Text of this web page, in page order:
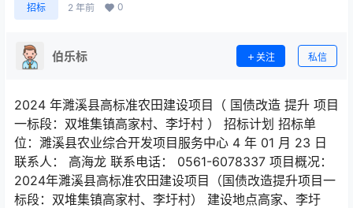
招标 2 年前 0
伯乐标 关注 私信
2024 年濉溪县高标准农田建设项目（ 国债改造 提升 项目
一标段：双堆集镇高家村、李圩村 ） 招标计划 招标单
位：濉溪县农业综合开发项目服务中心 4 年 01 月 23 日
联系人： 高海龙 联系电话： 0561-6078337 项目概况：
2024年濉溪县高标准农田建设项目（国债改造提升项目一
标段：双堆集镇高家村、李圩村） 建设地点高家、李圩